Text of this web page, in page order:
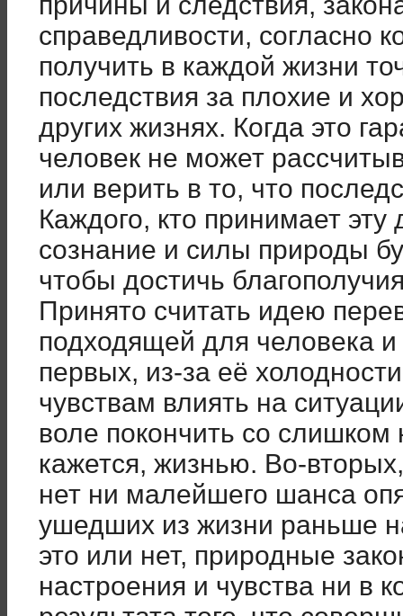
справедливости, согласно
получить в каждой жизни
последствия за плохие и
других жизнях. Когда это
человек не может
или верить в то, что
Каждого, кто принимает эту
сознание и силы природы
чтобы достичь
Принято считать идею
подходящей для человека
первых, из-за её
чувствам влиять на
воле покончить со слишком
кажется, жизнью. Во-
нет ни малейшего шанса
ушедших из жизни раньше
это или нет, природные
настроения и чувства ни в